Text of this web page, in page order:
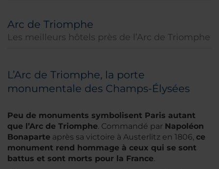
Arc de Triomphe
Les meilleurs hôtels près de l’Arc de Triomphe
L’Arc de Triomphe, la porte
monumentale des Champs-Élysées
Peu de monuments symbolisent Paris autant
que l’Arc de Triomphe. Commandé par Napoléon
Bonaparte après sa victoire à Austerlitz en 1806, ce
monument rend hommage à ceux qui se sont
battus et sont morts pour la France.